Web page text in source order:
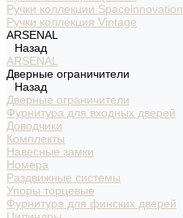
Ручки коллекции Spaceinnovation
Ручки коллекция Vintage
ARSENAL
Назад
ARSENAL
Дверные ограничители
Назад
Дверные ограничители
Фурнитура для входных дверей
Доводчики
Комплекты
Навесные замки
Номера
Раздвижные системы
Упоры торцевые
Фурнитура для финских дверей